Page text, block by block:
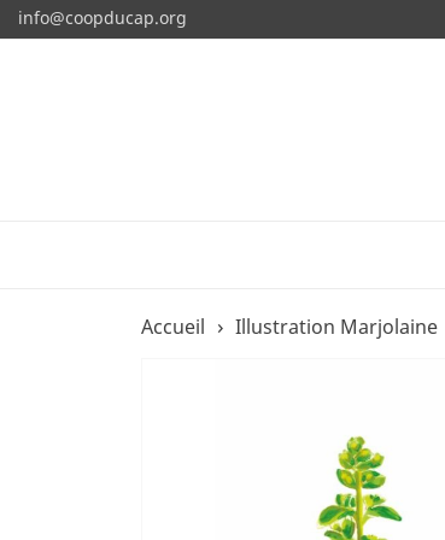
info@coopducap.org
Accueil Illustration Marjolaine